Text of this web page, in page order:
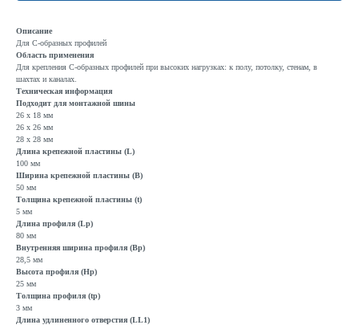
Описание
Для С-образных профилей
Область применения
Для крепления С-образных профилей при высоких нагрузках: к полу, потолку, стенам, в
шахтах и каналах.
Техническая информация
Подходит для монтажной шины
26 x 18 мм
26 x 26 мм
28 x 28 мм
Длина крепежной пластины (L)
100 мм
Ширина крепежной пластины (B)
50 мм
Толщина крепежной пластины (t)
5 мм
Длина профиля (Lp)
80 мм
Внутренняя ширина профиля (Bp)
28,5 мм
Высота профиля (Hp)
25 мм
Толщина профиля (tp)
3 мм
Длина удлиненного отверстия (LL1)